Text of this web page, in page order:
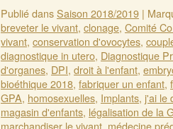
Publié dansSaison 2018/2019 |
breveter le vivant, clonage, Comité
vivant, conservation d'ovocytes,
diagnostique in utero, Diagnostique
d'organes, DPI, droit à l'enfant,
bioéthique 2018, fabriquer un enfant,
GPA, homosexuelles, Implants, j'ai le
magasin d'enfants, légalisation de la
marchandiser le vivant, médecine